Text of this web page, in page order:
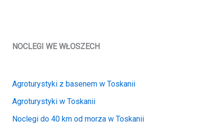
|NOCLEGI WE WŁOSZECH
Agroturystyki z basenem w Toskanii
Agroturystyki w Toskanii
Noclegi do 40 km od morza w Toskanii